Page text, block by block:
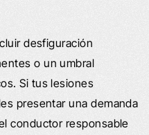
desfiguración
o un umbral
Si tus lesiones
presentar una demanda
conductor responsable